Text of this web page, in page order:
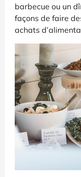
barbecue ou un
façons de faire
achats